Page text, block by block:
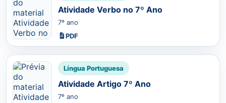
Atividade Verbo no 7º Ano
7º ano
PDF
Língua Portuguesa
Atividade Artigo 7º Ano
7º ano